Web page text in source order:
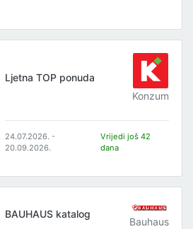
Ljetna TOP ponuda
Konzum
24.07.2026. -
20.09.2026.
Vrijedi još 42
dana
BAUHAUS katalog
Bauhaus